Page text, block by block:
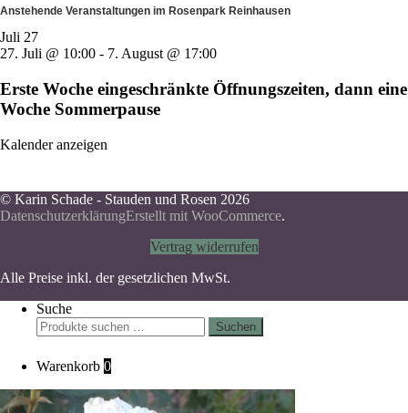
Anstehende Veranstaltungen im Rosenpark Reinhausen
Juli 27
27. Juli @ 10:00 - 7. August @ 17:00
Erste Woche eingeschränkte Öffnungszeiten, dann eine
Woche Sommerpause
Kalender anzeigen
© Karin Schade - Stauden und Rosen 2026
DatenschutzerklärungErstellt mit WooCommerce.
Vertrag widerrufen
Alle Preise inkl. der gesetzlichen MwSt.
Suche
Suchen
nach:
Suchen
Warenkorb 0